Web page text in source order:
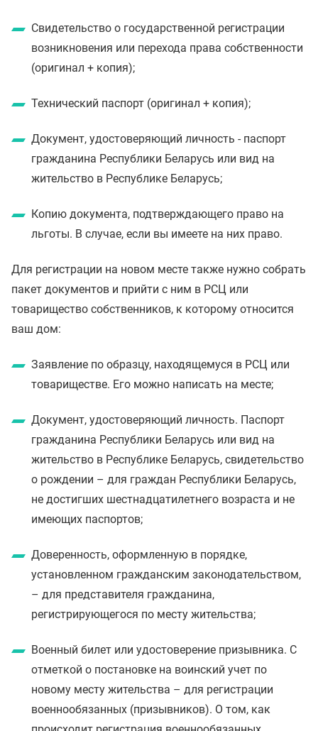
Свидетельство о государственной регистрации
возникновения или перехода права собственности
(оригинал + копия);
Технический паспорт (оригинал + копия);
Документ, удостоверяющий личность - паспорт
гражданина Республики Беларусь или вид на
жительство в Республике Беларусь;
Копию документа, подтверждающего право на
льготы. В случае, если вы имеете на них право.
Для регистрации на новом месте также нужно собрать
пакет документов и прийти с ним в РСЦ или
товарищество собственников, к которому относится
ваш дом:
Заявление по образцу, находящемуся в РСЦ или
товариществе. Его можно написать на месте;
Документ, удостоверяющий личность. Паспорт
гражданина Республики Беларусь или вид на
жительство в Республике Беларусь, свидетельство
о рождении – для граждан Республики Беларусь,
не достигших шестнадцатилетнего возраста и не
имеющих паспортов;
Доверенность, оформленную в порядке,
установленном гражданским законодательством,
– для представителя гражданина,
регистрирующегося по месту жительства;
Военный билет или удостоверение призывника. С
отметкой о постановке на воинский учет по
новому месту жительства – для регистрации
военнообязанных (призывников). О том, как